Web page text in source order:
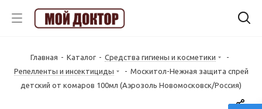
Главная - Каталог - Средства гигиены и косметики
-
Репелленты и инсектициды
- Москитол-Нежная защита спрей
детский от комаров 100мл (Аэрозоль Новомосковск/Россия)